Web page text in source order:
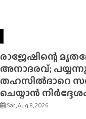
രാജേഷിന്റെ
അനാദരവ്;
തഹസിൽദാറെ
ചെയ്യാൻ
Sat, Aug 8, 2026